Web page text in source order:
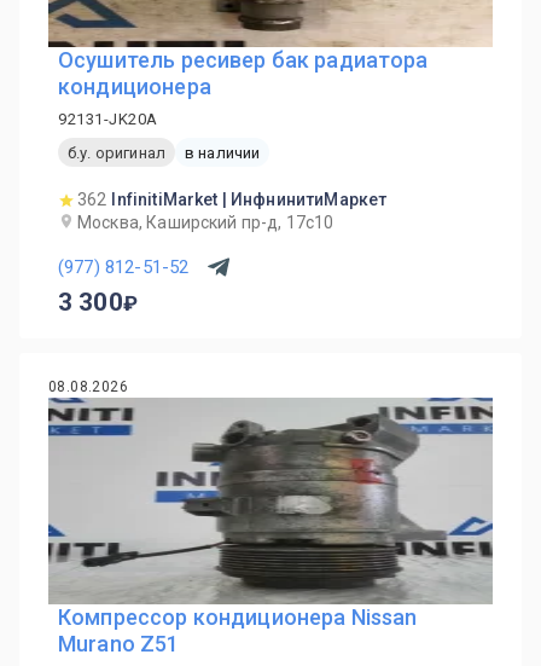
Осушитель ресивер бак радиатора
кондиционера
92131-JK20A
б.у. оригинал
в наличии
362
InfinitiMarket | ИнфнинитиМаркет
Москва, Каширский пр-д, 17с10
(977) 812-51-52
3 300
08.08.2026
Компрессор кондиционера Nissan
Murano Z51